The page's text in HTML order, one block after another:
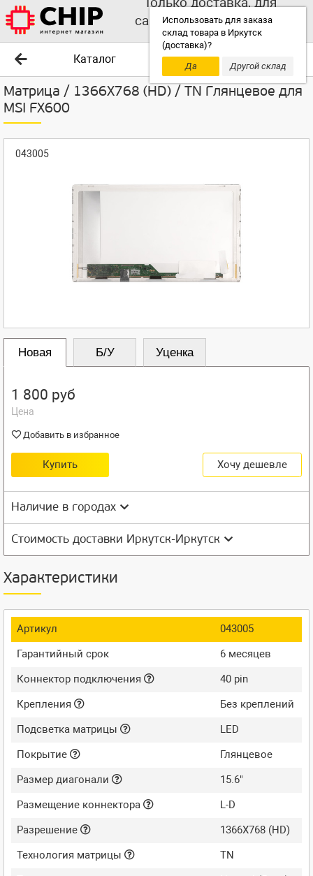
Использовать для заказа
склад товара в Иркутск
(доставка)?
Да
Другой склад
самовывоза выбирайте
другой склад!
Каталог
Матрица / 1366X768 (HD) / TN Глянцевое для
MSI FX600
043005
Новая Б/У Уценка
1 800 руб
Цена
Добавить в избранное
Купить Хочу дешевле
Наличие в городах
Стоимость доставки Иркутск-Иркутск
Характеристики
Артикул
043005
Гарантийный срок
6 месяцев
Коннектор подключения
40 pin
Крепления
Без креплений
Подсветка матрицы
LED
Покрытие
Глянцевое
Размер диагонали
15.6"
Размещение коннектора
L-D
Разрешение
1366X768 (HD)
Технология матрицы
TN